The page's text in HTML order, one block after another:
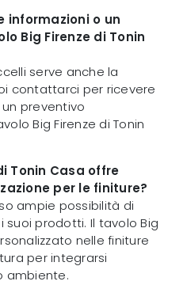
informazioni o un
Big Firenze di Tonin
serve anche la
contattarci per ricevere
preventivo
Big Firenze di Tonin
Tonin Casa offre
per le finiture?
ampie possibilità di
suoi prodotti. Il tavolo Big
nelle finiture
per integrarsi
ambiente.